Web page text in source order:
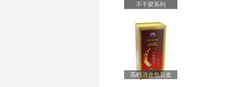
不干胶系列
高档酒盒包装盒